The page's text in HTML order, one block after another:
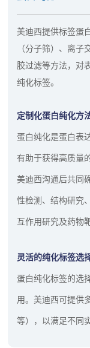
美迪西提供标签蛋
（分子筛）、离
胶过滤等方法，对
纯化标签。
定制化蛋白纯化方
蛋白纯化是蛋白表
有助于获得高质量
美迪西沟通后共同
性检测、结构研究
互作用研究及药物
灵活的纯化标签选
蛋白纯化标签的选
用。美迪西可提供
等），以满足不同